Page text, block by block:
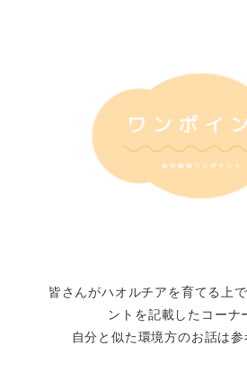
皆さんがハオルチアを育てる上
ントを記載したコーナ
自分と似た環境方のお話は